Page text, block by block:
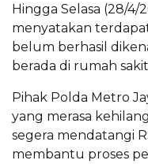
Hingga Selasa (28/4/
menyatakan
belum berhasil
berada di rumah
Pihak Polda Metro
yang merasa
segera mendatangi
membantu proses